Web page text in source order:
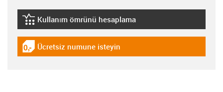
igus-icon-lebensdauerrechner
Kullanım ömrünü hesaplama
igus-icon-gratismuster
Ücretsiz numune isteyin